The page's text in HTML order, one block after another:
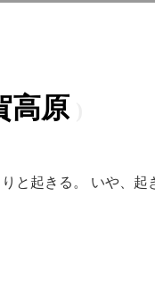
高原
と起きる。 いや、